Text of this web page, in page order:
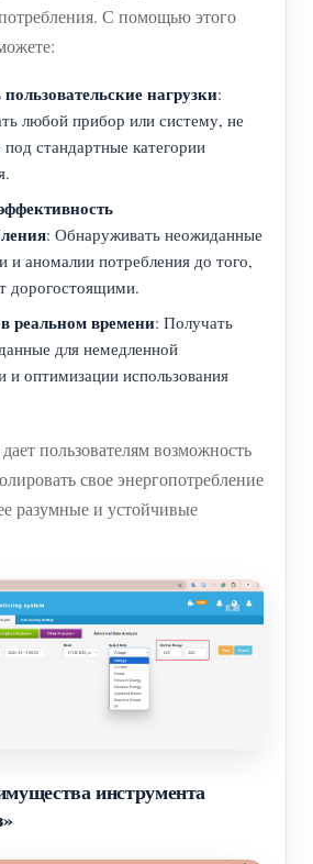
С помощью этого
нагрузки:
любой прибор или систему, не
стандартные категории
: Обнаруживать неожиданные
и аномалии потребления до того,
дорогостоящими.
реальном времени: Получать
для немедленной
и оптимизации использования
пользователям возможность
свое энергопотребление
разумные и устойчивые
инструмента